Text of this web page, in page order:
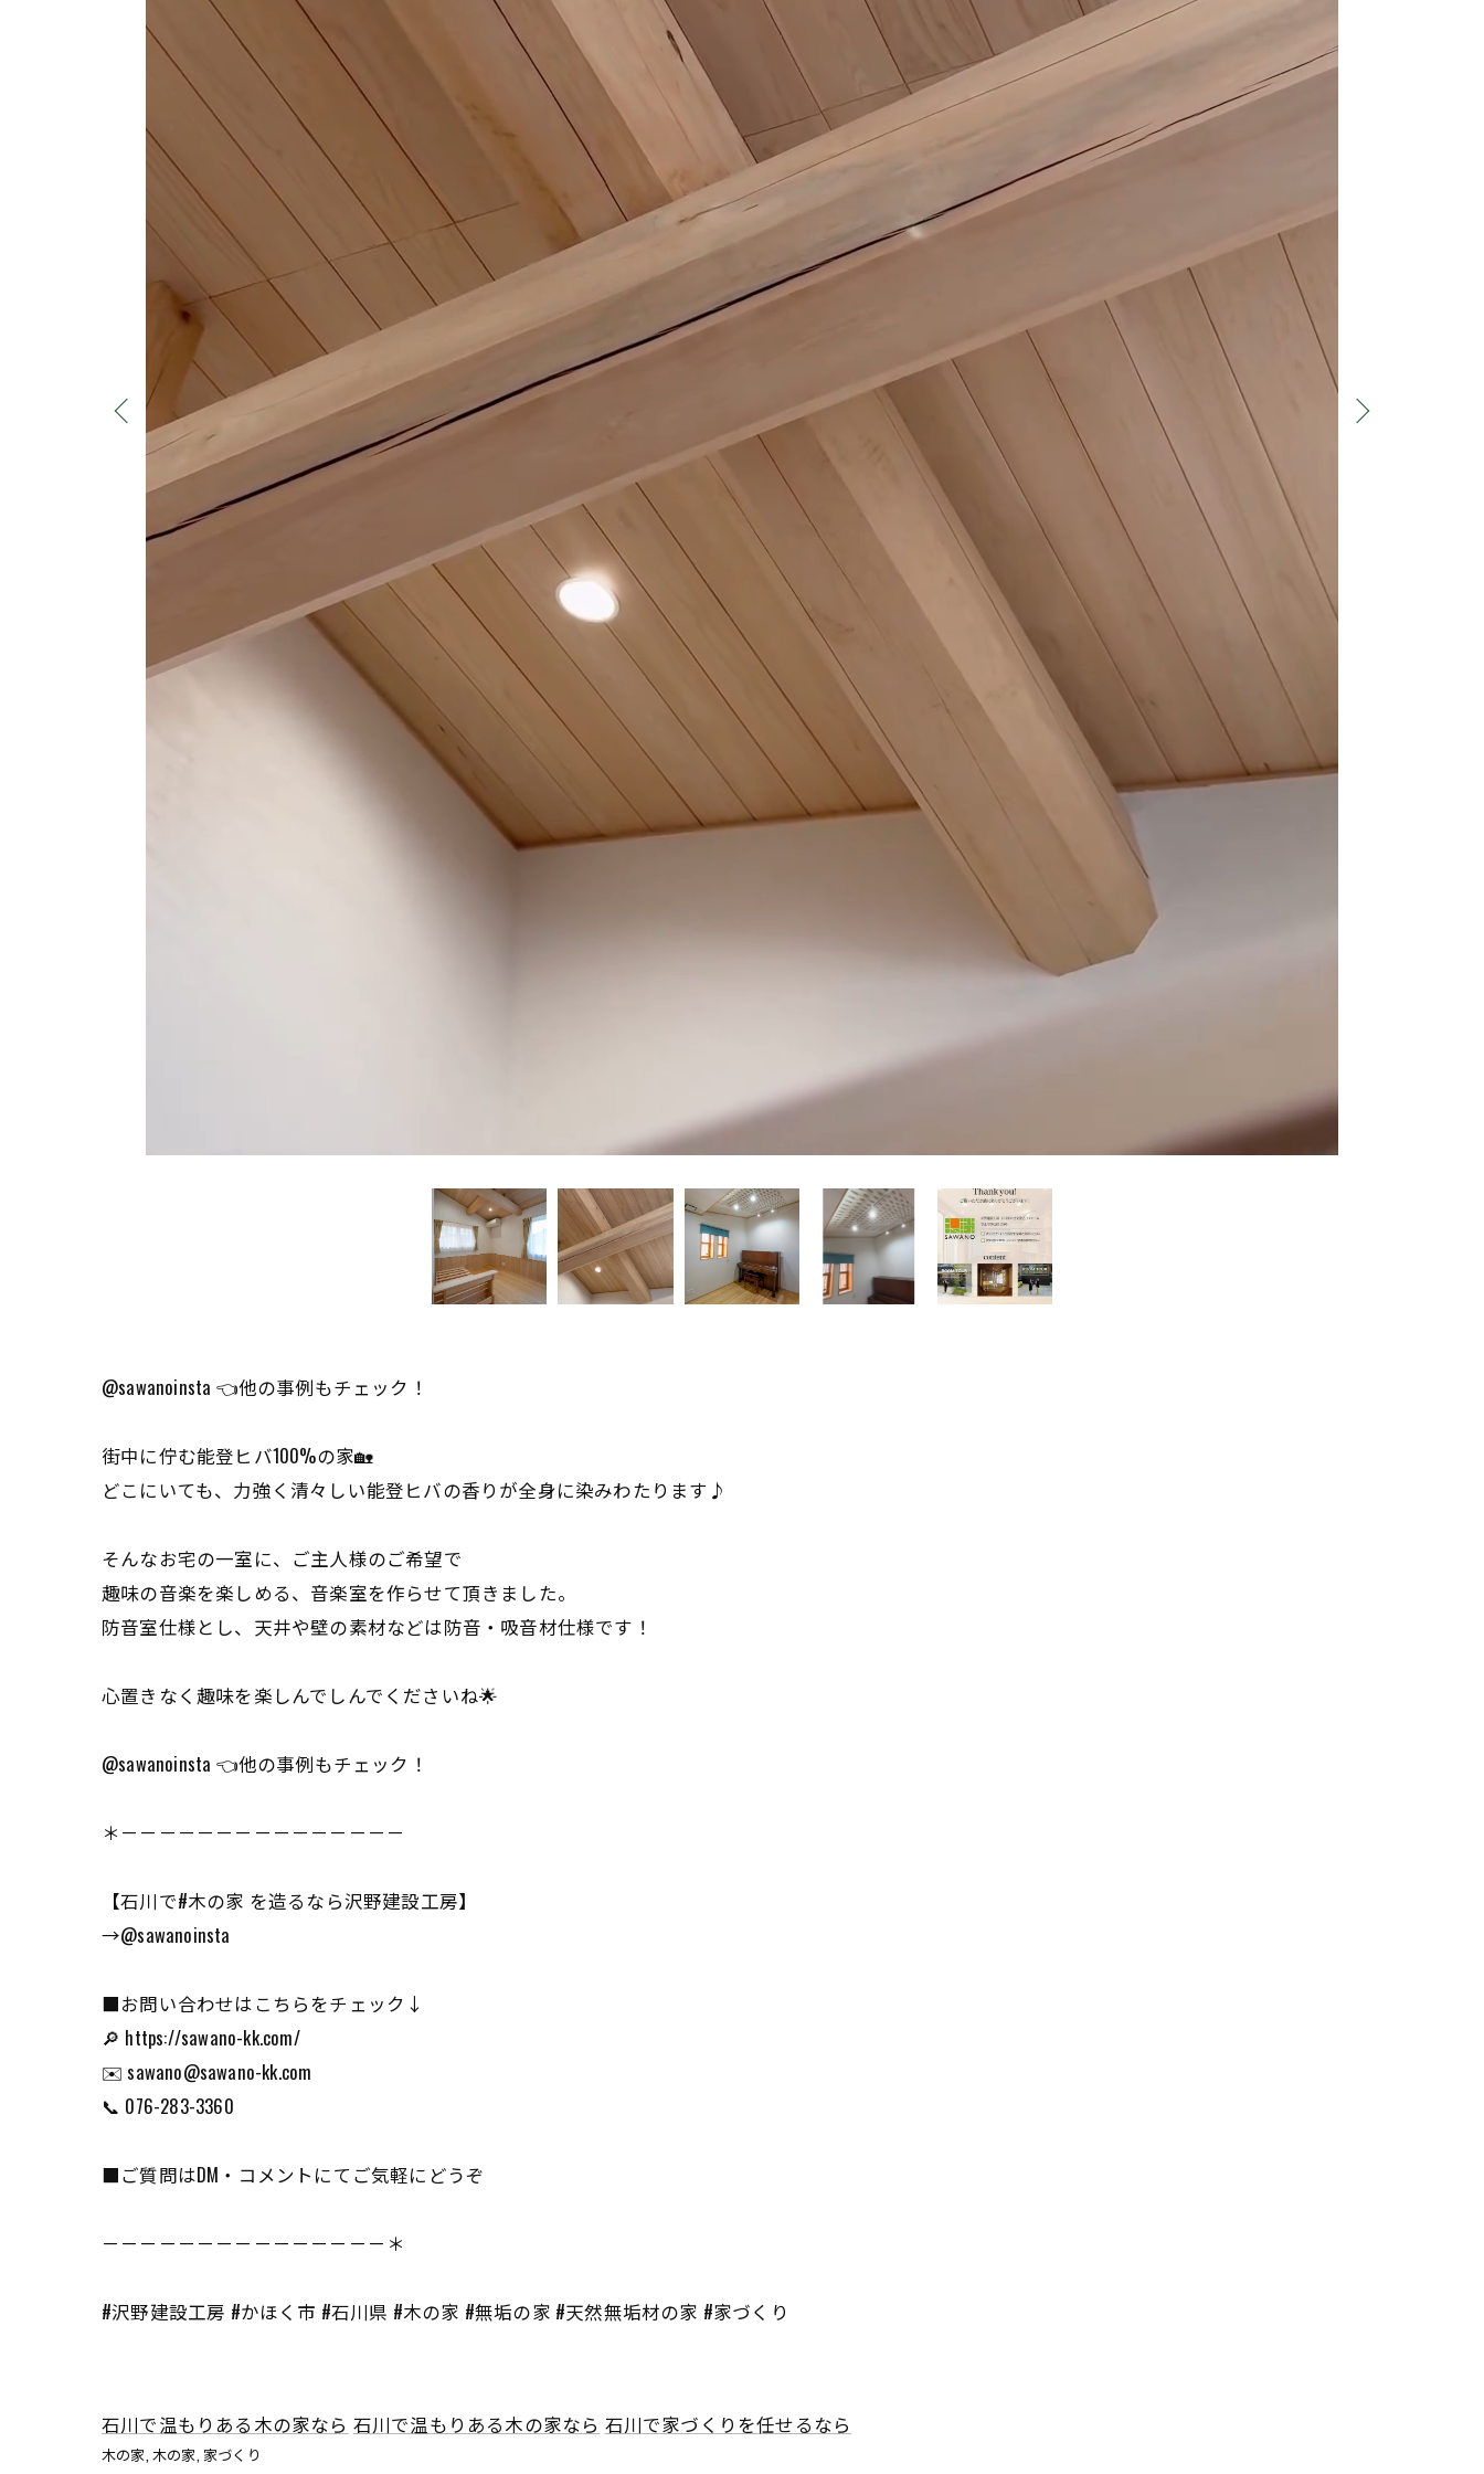
@sawanoinsta 👈他の事例もチェック！
街中に佇む能登ヒバ100%の家🏡
どこにいても、力強く清々しい能登ヒバの香りが全身に染みわたります♪
そんなお宅の一室に、ご主人様のご希望で
趣味の音楽を楽しめる、音楽室を作らせて頂きました。
防音室仕様とし、天井や壁の素材などは防音・吸音材仕様です！
心置きなく趣味を楽しんでしんでくださいね🌟
@sawanoinsta 👈他の事例もチェック！
＊－－－－－－－－－－－－－－－
【石川で#木の家 を造るなら沢野建設工房】
→@sawanoinsta
■お問い合わせはこちらをチェック↓
🔎 https://sawano-kk.com/
✉️ sawano@sawano-kk.com
📞 076-283-3360
■ご質問はDM・コメントにてご気軽にどうぞ
－－－－－－－－－－－－－－－＊
#沢野建設工房 #かほく市 #石川県 #木の家 #無垢の家 #天然無垢材の家 #家づくり
石川で温もりある木の家なら 石川で温もりある木の家なら 石川で家づくりを任せるなら
木の家 木の家 家づくり